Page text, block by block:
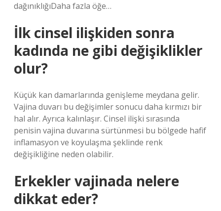
dağınıklığıDaha fazla öğe…
İlk cinsel ilişkiden sonra
kadında ne gibi değişiklikler
olur?
Küçük kan damarlarında genişleme meydana gelir.
Vajina duvarı bu değişimler sonucu daha kırmızı bir
hal alır. Ayrıca kalınlaşır. Cinsel ilişki sırasında
penisin vajina duvarına sürtünmesi bu bölgede hafif
inflamasyon ve koyulaşma şeklinde renk
değişikliğine neden olabilir.
Erkekler vajinada nelere
dikkat eder?